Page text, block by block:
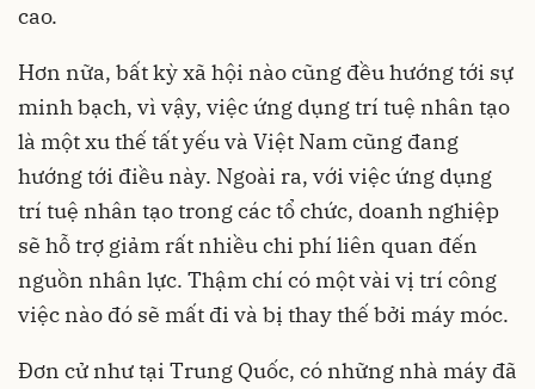
cao.
Hơn nữa, bất kỳ xã hội nào cũng đều hướng tới sự
minh bạch, vì vậy, việc ứng dụng trí tuệ nhân tạo
là một xu thế tất yếu và Việt Nam cũng đang
hướng tới điều này. Ngoài ra, với việc ứng dụng
trí tuệ nhân tạo trong các tổ chức, doanh nghiệp
sẽ hỗ trợ giảm rất nhiều chi phí liên quan đến
nguồn nhân lực. Thậm chí có một vài vị trí công
việc nào đó sẽ mất đi và bị thay thế bởi máy móc.
Đơn cử như tại Trung Quốc, có những nhà máy đã